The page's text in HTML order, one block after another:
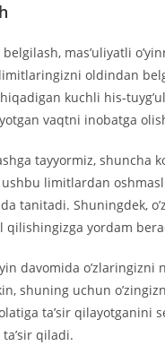
mas’uliyatli
oldindan
kuchli his-
vaqtni inobatga
tayyormiz,
limitlardan
tanitadi. Shuningdek,
qilishingizga yordam
davomida
shuning uchun
ta’sir qilayotganini
qiladi.